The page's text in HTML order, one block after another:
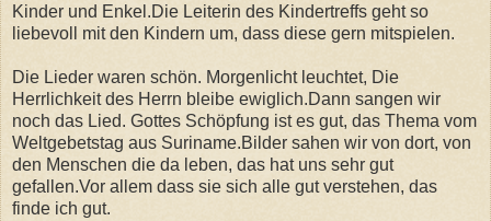
Kinder und Enkel.Die Leiterin des Kindertreffs geht so
liebevoll mit den Kindern um, dass diese gern mitspielen.
Die Lieder waren schön. Morgenlicht leuchtet, Die
Herrlichkeit des Herrn bleibe ewiglich.Dann sangen wir
noch das Lied. Gottes Schöpfung ist es gut, das Thema vom
Weltgebetstag aus Suriname.Bilder sahen wir von dort, von
den Menschen die da leben, das hat uns sehr gut
gefallen.Vor allem dass sie sich alle gut verstehen, das
finde ich gut.